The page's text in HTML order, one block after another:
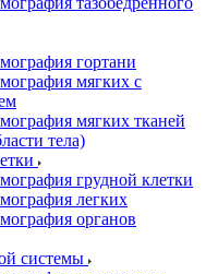
гортани
мягких с
мягких тканей
тела)
грудной клетки
легких
органов
системы